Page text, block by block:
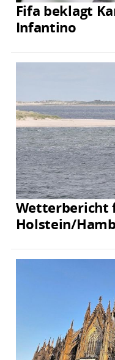
Fifa beklagt
Infantino
Wetterbericht
Holstein/